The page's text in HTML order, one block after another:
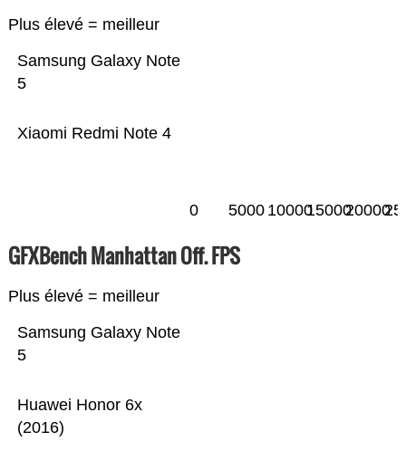
Plus élevé = meilleur
Xiaomi Redmi Note 4
Samsung Galaxy Note
5
0 5000 100001500020000
GFXBench Manhattan Off. FPS
Plus élevé = meilleur
Huawei Honor 6x
(2016)
Samsung Galaxy Note
5